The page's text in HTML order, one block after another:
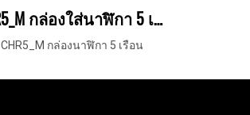
CHR5_M กล่องใส่นาฬิกา 5 เรือน
CHR5_M กล่องนาฬิกา 5 เรือน